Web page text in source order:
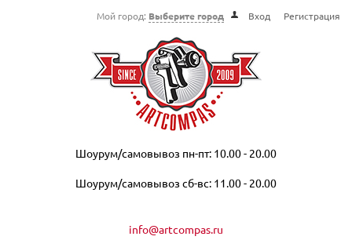
Мой город: Выберите город Вход Регистрация
Шоурум/самовывоз пн-пт: 10.00 - 20.00
Шоурум/самовывоз сб-вс: 11.00 - 20.00
info@artcompas.ru